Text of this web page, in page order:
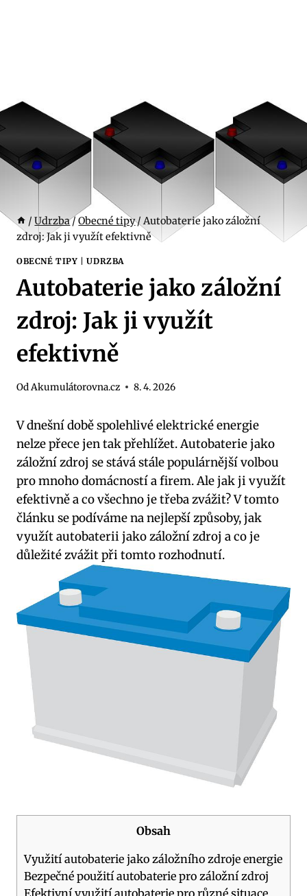
/ Udrzba/ Obecné tipy/ Autobaterie jako záložní
zdroj: Jak ji využít efektivně
OBECNÉ TIPY |UDRZBA
Autobaterie jako záložní
zdroj: Jak ji využít
efektivně
OdAkumulátorovna.cz 8. 4. 2026
V dnešní době spolehlivé elektrické energie
nelze přece⁣ jen tak přehlížet. Autobaterie jako
záložní⁤ zdroj se‌ stává stále populárnější volbou
‌pro mnoho domácností a firem. Ale jak ji využít
efektivně a⁤ co‍ všechno⁣ je třeba zvážit? V tomto
článku ⁤se​ podíváme na nejlepší způsoby, jak
využít autobaterii jako ⁢záložní‌ zdroj‍ a co je
důležité zvážit při tomto rozhodnutí.
Obsah
Využití autobaterie jako záložního zdroje energie
Bezpečné použití autobaterie pro záložní zdroj
Efektivní⁢ využití autobaterie pro⁢ různé situace